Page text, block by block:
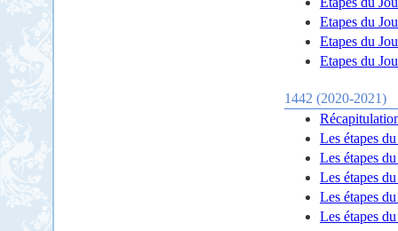
Etapes du
Etapes du
Etapes du
1442 (2020-2021)
Les étapes
Les étapes
Les étapes
Les étapes
Les étapes